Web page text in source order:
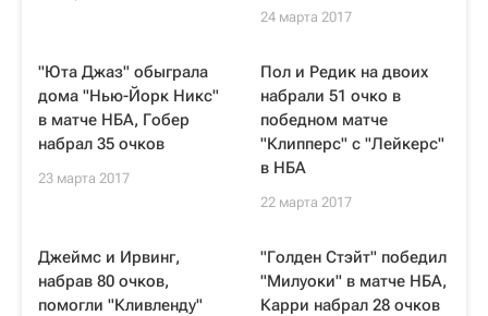
24 марта 2017
"Юта Джаз" обыграла
дома "Нью-Йорк Никс"
в матче НБА, Гобер
набрал 35 очков
23 марта 2017
Пол и Редик на двоих
набрали 51 очко в
победном матче
"Клипперс" с "Лейкерс"
в НБА
22 марта 2017
Джеймс и Ирвинг,
набрав 80 очков,
помогли "Кливленду"
"Голден Стэйт" победил
"Милуоки" в матче НБА,
Карри набрал 28 очков